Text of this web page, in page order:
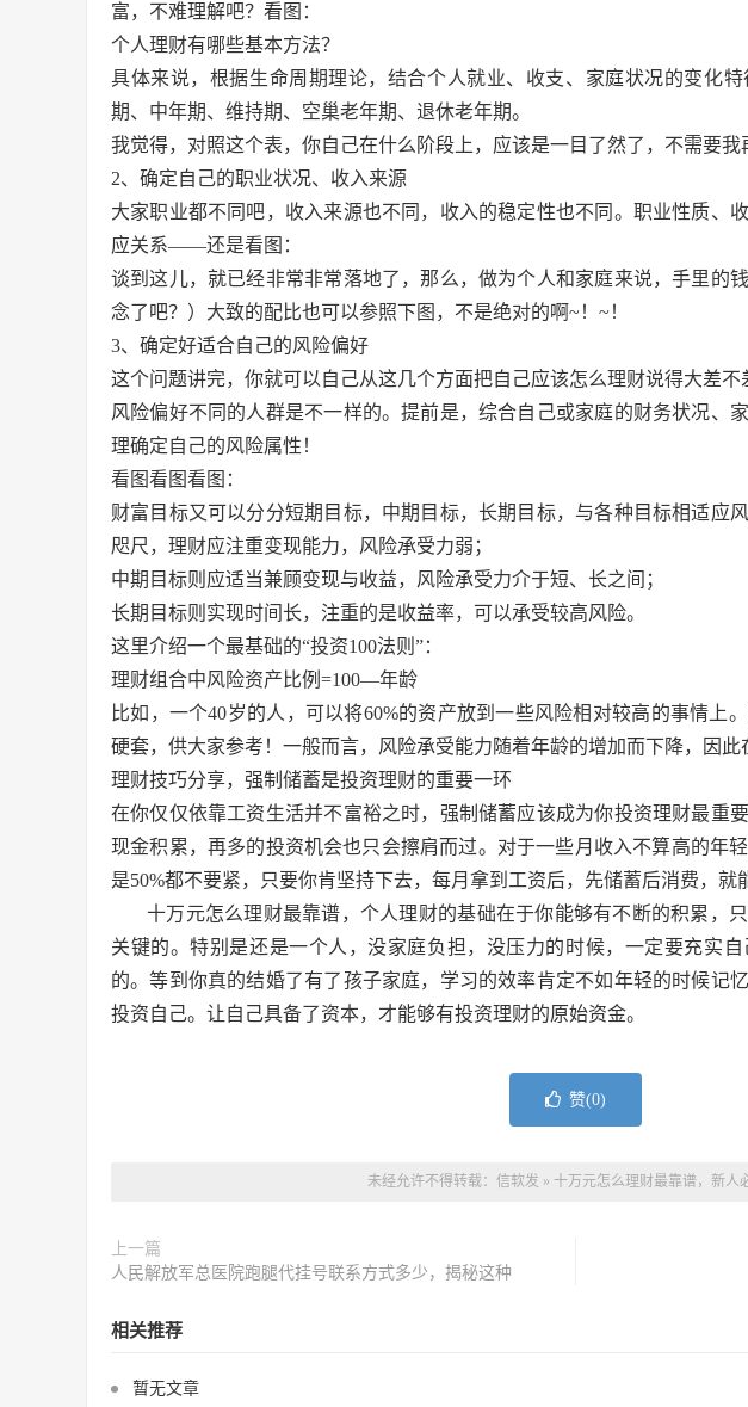
富，不难理解吧？看图：
个人理财有哪些基本方法？
具体来说，根据生命周期理论，结合个人就业、收支、家庭状况的变化
期、中年期、维持期、空巢老年期、退休老年期。
我觉得，对照这个表，你自己在什么阶段上，应该是一目了然了，不需要我
2、确定自己的职业状况、收入来源
大家职业都不同吧，收入来源也不同，收入的稳定性也不同。职业性质、
应关系——还是看图：
谈到这儿，就已经非常非常落地了，那么，做为个人和家庭来说，手里的
念了吧？）大致的配比也可以参照下图，不是绝对的啊~！~！
3、确定好适合自己的风险偏好
这个问题讲完，你就可以自己从这几个方面把自己应该怎么理财说得大差不
风险偏好不同的人群是不一样的。提前是，综合自己或家庭的财务状况、
理确定自己的风险属性！
看图看图看图：
财富目标又可以分分短期目标，中期目标，长期目标，与各种目标相适应
咫尺，理财应注重变现能力，风险承受力弱；
中期目标则应适当兼顾变现与收益，风险承受力介于短、长之间；
长期目标则实现时间长，注重的是收益率，可以承受较高风险。
这里介绍一个最基础的“投资100法则”：
理财组合中风险资产比例=100—年龄
比如，一个40岁的人，可以将60%的资产放到一些风险相对较高的事情上
硬套，供大家参考！一般而言，风险承受能力随着年龄的增加而下降，因此
理财技巧分享，强制储蓄是投资理财的重要一环
在你仅仅依靠工资生活并不富裕之时，强制储蓄应该成为你投资理财最重
现金积累，再多的投资机会也只会擦肩而过。对于一些月收入不算高的年
是50%都不要紧，只要你肯坚持下去，每月拿到工资后，先储蓄后消费，就
十万元怎么理财最靠谱，个人理财的基础在于你能够有不断的积累，
关键的。特别是还是一个人，没家庭负担，没压力的时候，一定要充实
的。等到你真的结婚了有了孩子家庭，学习的效率肯定不如年轻的时候记
投资自己。让自己具备了资本，才能够有投资理财的原始资金。
赞(0)
未经允许不得转载： 信软发 » 十万元怎么理财最靠谱，新人
上一篇
人民解放军总医院跑腿代挂号联系方式多少，揭秘这种
相关推荐
暂无文章